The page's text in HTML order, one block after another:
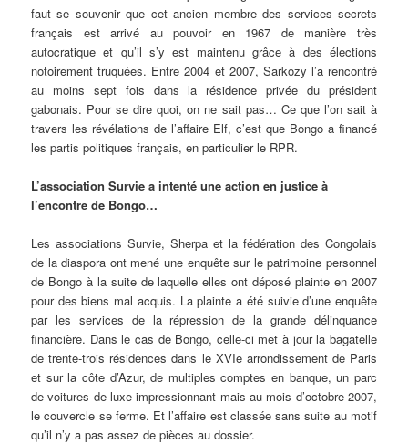
faut se souvenir que cet ancien membre des services secrets
français est arrivé au pouvoir en 1967 de manière très
autocratique et qu’il s’y est maintenu grâce à des élections
notoirement truquées. Entre 2004 et 2007, Sarkozy l’a rencontré
au moins sept fois dans la résidence privée du président
gabonais. Pour se dire quoi, on ne sait pas… Ce que l’on sait à
travers les révélations de l’affaire Elf, c’est que Bongo a financé
les partis politiques français, en particulier le RPR.
L’association Survie a intenté une action en justice à
l’encontre de Bongo…
Les associations Survie, Sherpa et la fédération des Congolais
de la diaspora ont mené une enquête sur le patrimoine personnel
de Bongo à la suite de laquelle elles ont déposé plainte en 2007
pour des biens mal acquis. La plainte a été suivie d’une enquête
par les services de la répression de la grande délinquance
financière. Dans le cas de Bongo, celle-ci met à jour la bagatelle
de trente-trois résidences dans le XVIe arrondissement de Paris
et sur la côte d’Azur, de multiples comptes en banque, un parc
de voitures de luxe impressionnant mais au mois d’octobre 2007,
le couvercle se ferme. Et l’affaire est classée sans suite au motif
qu’il n’y a pas assez de pièces au dossier.